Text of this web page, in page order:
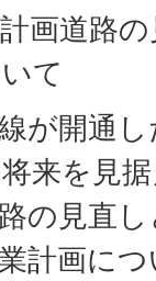
画道路
て
が開通
来を見
の見直
計画に